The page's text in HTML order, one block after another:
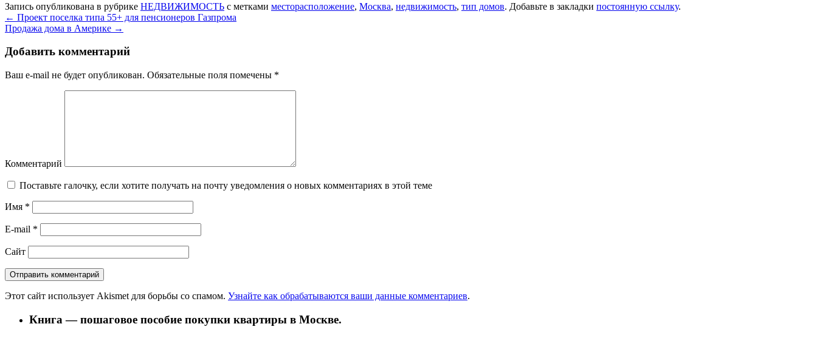
Запись опубликована в рубрике НЕДВИЖИМОСТЬ с метками месторасположение, Москва, недвижимость, тип домов. Добавьте в закладки постоянную ссылку.
← Проект поселка типа 55+ для пенсионеров Газпрома
Продажа дома в Америке →
Добавить комментарий
Ваш e-mail не будет опубликован. Обязательные поля помечены *
Комментарий
Поставьте галочку, если хотите получать на почту уведомления о новых комментариях в этой теме
Имя *
E-mail *
Сайт
Этот сайт использует Akismet для борьбы со спамом. Узнайте как обрабатываются ваши данные комментариев.
Книга — пошаговое пособие покупки квартиры в Москве.